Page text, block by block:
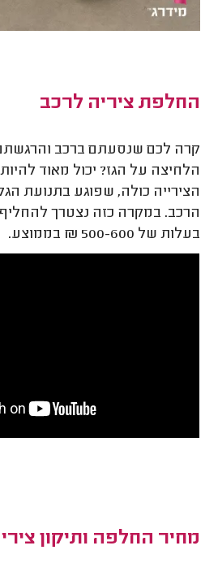
החלפת ציריה לרכב
קרה לכם שנסעתם ברכב
הלחיצה על הגז? יכול מאוד
הצירייה כולה, שפוגע בתנועת
הרכב. במקרה כזה נצטרך
בעלות של 500-600 ₪ בממוצע.
מחיר החלפה ותיקון